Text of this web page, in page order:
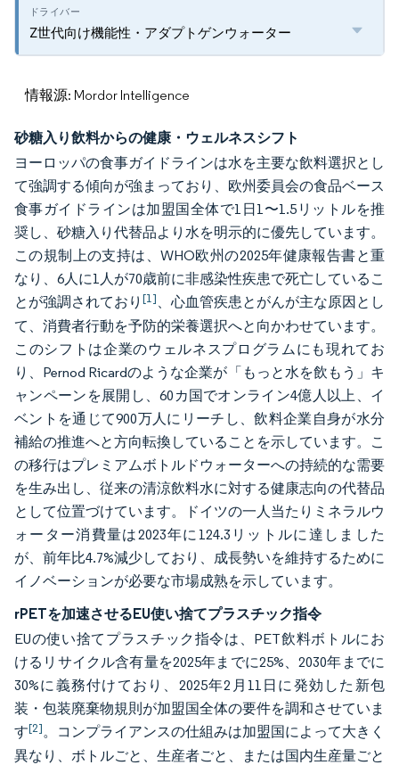
Z世代向け機能性・アダプトゲンウォーター
情報源: Mordor Intelligence
砂糖入り飲料からの健康・ウェルネスシフト
ヨーロッパの食事ガイドラインは水を主要な飲料選択とし
て強調する傾向が強まっており、欧州委員会の食品ベース
食事ガイドラインは加盟国全体で1日1〜1.5リットルを推
奨し、砂糖入り代替品より水を明示的に優先しています。
この規制上の支持は、WHO欧州の2025年健康報告書と重
なり、6人に1人が70歳前に非感染性疾患で死亡しているこ
とが強調されており [1]、心血管疾患とがんが主な原因とし
て、消費者行動を予防的栄養選択へと向かわせています。
このシフトは企業のウェルネスプログラムにも現れてお
り、Pernod Ricardのような企業が「もっと水を飲もう」キ
ャンペーンを展開し、60カ国でオンライン4億人以上、イ
ベントを通じて900万人にリーチし、飲料企業自身が水分
補給の推進へと方向転換していることを示しています。こ
の移行はプレミアムボトルドウォーターへの持続的な需要
を生み出し、従来の清涼飲料水に対する健康志向の代替品
として位置づけています。ドイツの一人当たりミネラルウ
ォーター消費量は2023年に124.3リットルに達しました
が、前年比4.7%減少しており、成長勢いを維持するために
イノベーションが必要な市場成熟を示しています。
rPETを加速させるEU使い捨てプラスチック指令
EUの使い捨てプラスチック指令は、PET飲料ボトルにお
けるリサイクル含有量を2025年までに25%、2030年までに
30%に義務付けており、2025年2月11日に発効した新包
装・包装廃棄物規則が加盟国全体の要件を調和させていま
す[2]。コンプライアンスの仕組みは加盟国によって大きく
異なり、ボトルごと、生産者ごと、または国内生産量ごと